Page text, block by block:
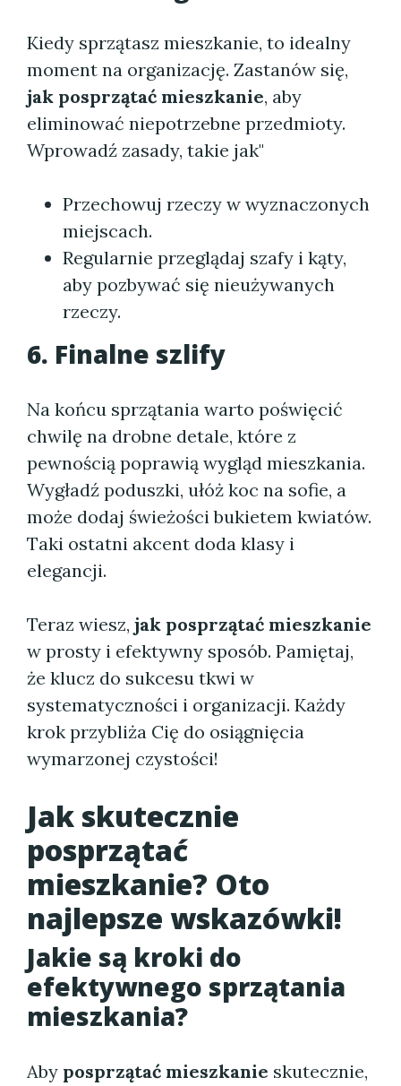
Kiedy sprzątasz mieszkanie, to idealny
moment na organizację. Zastanów się,
jak posprzątać mieszkanie, aby
eliminować niepotrzebne przedmioty.
Wprowadź zasady, takie jak"
Przechowuj rzeczy w wyznaczonych
miejscach.
Regularnie przeglądaj szafy i kąty,
aby pozbywać się nieużywanych
rzeczy.
6. Finalne szlify
Na końcu sprzątania warto poświęcić
chwilę na drobne detale, które z
pewnością poprawią wygląd mieszkania.
Wygładź poduszki, ułóż koc na sofie, a
może dodaj świeżości bukietem kwiatów.
Taki ostatni akcent doda klasy i
elegancji.
Teraz wiesz, jak posprzątać mieszkanie
w prosty i efektywny sposób. Pamiętaj,
że klucz do sukcesu tkwi w
systematyczności i organizacji. Każdy
krok przybliża Cię do osiągnięcia
wymarzonej czystości!
Jak skutecznie
posprzątać
mieszkanie? Oto
najlepsze wskazówki!
Jakie są kroki do
efektywnego sprzątania
mieszkania?
Aby posprzątać mieszkanie skutecznie,